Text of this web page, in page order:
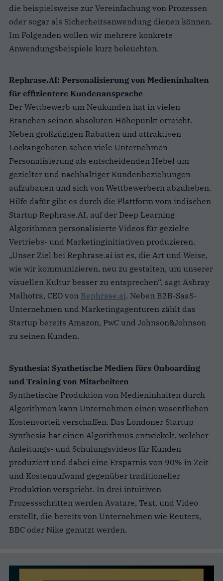
die beispielsweise zur Vereinfachung von Prozessen
oder sogar als Sicherheitsanwendung dienen können.
Im Folgenden wollen wir mehrere konkrete
Anwendungsbeispiele kurz beleuchten.
Rephrase.AI: Personalisierung von Medieninhalten
für effizientere Kundenansprache
Der Wettbewerb um Neukunden hat in vielen
Branchen seinen absoluten Höhepunkt erreicht.
Neben großzügigen Rabatten und attraktiven
Lockangeboten sehen viele Unternehmen
Personalisierung als entscheidenden Hebel um
gezielter und nachhaltiger Kundenbeziehungen
aufzubauen und sich von Wettbewerbern abzuheben.
Hilfe dafür gibt es durch die Plattform vom indischen
Startup Rephrase.AI, auf der Deep Learning
Algorithmen personalisierte Videos für gezielte
Vertriebs- und Marketinginitiativen produzieren.
„Unser Ziel bei Rephrase.ai ist es, die Art und Weise,
wie wir kommunizieren, neu zu gestalten, um unserer
visuellen Kultur besser zu entsprechen“, sagt Ashray
Malhotra, CEO von Rephrase.ai. Neben B2B-SaaS-
Unternehmen und Marketingagenturen zählt das
Startup bereits Amazon, PwC und Johnson&Johnson
zu seinen Kunden.
Synthesia: Synthetische Medien fürs Onboarding
und Training von Mitarbeitern
Synthetische Produktion von Medieninhalten durch
Algorithmen kann Unternehmen einen wesentlichen
Kostenvorteil verschaffen. Das Londoner Startup
Synthesia hat einen Algorithmus entwickelt, welcher
Anleitungs- und Schulungsvideos für Kunden
produziert und dabei eine Ersparnis von 90% in Zeit-
und Kostenaufwand gegenüber traditioneller
Produktion verspricht. In drei intuitiven
Prozessschritten werden Avatare, Text, und Video
erstellt, die bereits von Unternehmen wie Reuters,
BBC oder Nike genutzt werden.